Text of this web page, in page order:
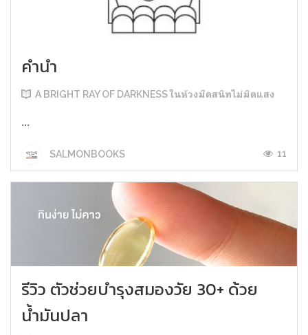
คำนำ
A BRIGHT RAY OF DARKNESS ในห้วงมืดสนิทไม่มิดแสง
...
SALMONBOOKS 11
รีวิว ตัวช่วยบำรุงสมองวัย 30+ ด้วย
น้ำมันปลา